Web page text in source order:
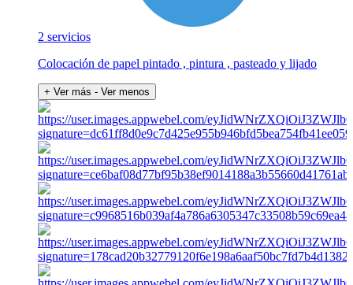
2 servicios
Colocación de papel pintado , pintura , pasteado y lijado
+ Ver más - Ver menos